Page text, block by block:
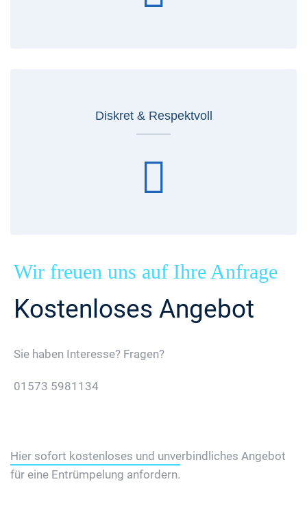
Diskret & Respektvoll
Wir freuen uns auf Ihre Anfrage
Kostenloses Angebot
Sie haben Interesse? Fragen?
01573 5981134
Hier sofort kostenloses und unverbindliches Angebot
für eine Entrümpelung anfordern.